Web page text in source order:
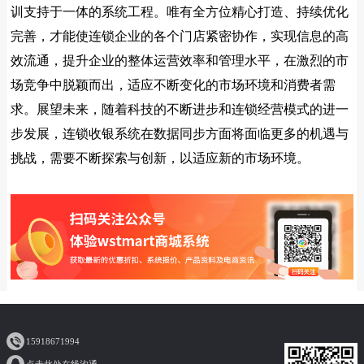
训支持于一体的系统工程。唯有全方位精心打造、持续优化
完善，才能使连锁企业的各个门店紧密协作，实现信息的高
效流通，提升企业的整体运营效率和管理水平，在激烈的市
场竞争中脱颖而出，适应不断变化的市场环境和消费者需
求。展望未来，随着科技的不断进步和连锁经营模式的进一
步发展，连锁收银系统在数据同步方面将面临更多的机遇与
挑战，需要不断探索与创新，以适应新的市场环境。
15918671994